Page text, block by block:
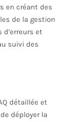
en créant des
de la gestion
et
suivi des
détaillée et
déployer la